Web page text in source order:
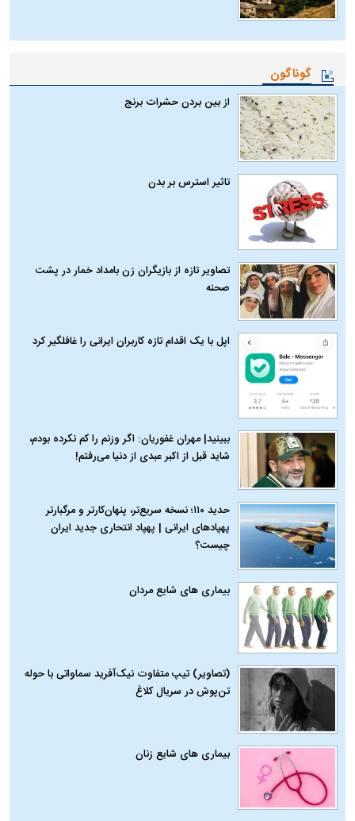
گوناگون
از بین بردن حشرات برنج
تاثیر استرس بر بدن
تصاویر تازه از بازیگران زن بامداد خمار در پشت
صحنه
اپل با یک اقدام تازه کاربران ایرانی را غافلگیر کرد
ببینید| مهران غفوریان: اگر وزنم را کم نکرده بودم،
شاید قبل از اکبر عبدی از دنیا می‌رفتم!
حدید ۱۱۰؛ نسخه سریع‌تر، پنهان‌کارتر و مرگبارتر
پهپادهای ایرانی | پهپاد انتحاری جدید ایران
چیست؟
بیماری‌ های شایع مردان
(تصاویر) تیپ متفاوت نیک‌آفرید سماواتی با حوله
تن‌پوش در سریال کلاغ
بیماری‌ های شایع زنان